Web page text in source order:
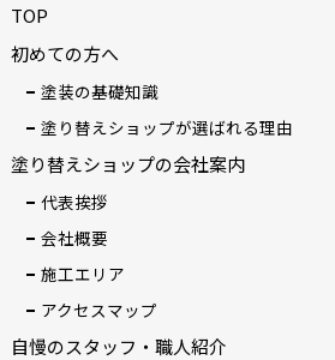
TOP
初めての方へ
塗装の基礎知識
塗り替えショップが選ばれる理由
塗り替えショップの会社案内
代表挨拶
会社概要
施工エリア
アクセスマップ
自慢のスタッフ・職人紹介